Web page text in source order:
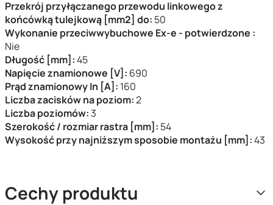
Przekrój przyłączanego przewodu linkowego z
końcówką tulejkową [mm2] do: 50
Wykonanie przeciwwybuchowe Ex-e - potwierdzone :
Nie
Długość [mm]:45
Napięcie znamionowe [V]: 690
Prąd znamionowy In [A]: 160
Liczba zacisków na poziom:2
Liczba poziomów: 3
Szerokość / rozmiar rastra [mm]: 54
Wysokość przy najniższym sposobie montażu [mm]:43
Cechy produktu